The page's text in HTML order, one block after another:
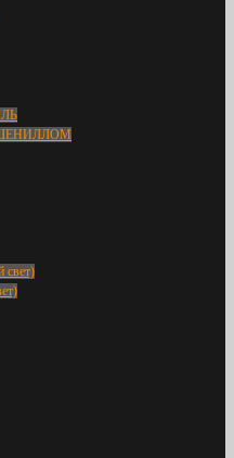
свет)